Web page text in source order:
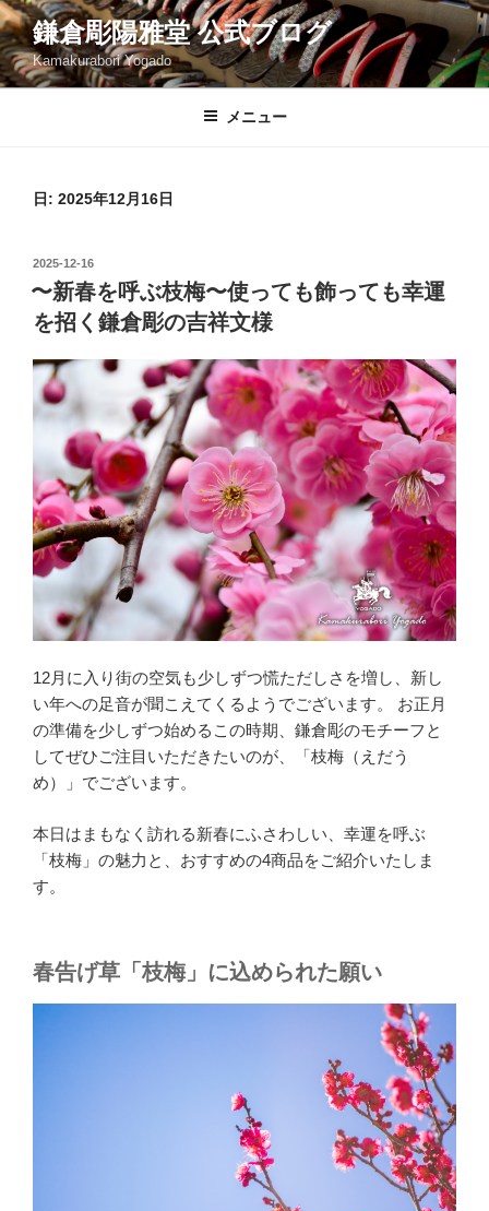
コ
ン
テ
ン
鎌倉彫陽雅堂 公式ブログ
Kamakurabori Yogado
メニュー
日: 2025年12月16日
投
2025-12-16
〜新春を呼ぶ枝梅〜使っても飾っても幸運
を招く鎌倉彫の吉祥文様
12月に入り街の空気も少しずつ慌ただしさを増し、新し
い年への足音が聞こえてくるようでございます。 お正月
の準備を少しずつ始めるこの時期、鎌倉彫のモチーフと
してぜひご注目いただきたいのが、「枝梅（えだう
め）」でございます。
本日はまもなく訪れる新春にふさわしい、幸運を呼ぶ
「枝梅」の魅力と、おすすめの4商品をご紹介いたしま
す。
春告げ草「枝梅」に込められた願い